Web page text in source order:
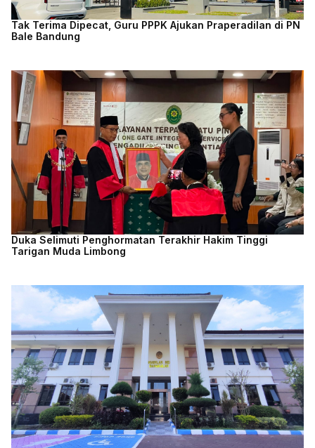
Tak Terima Dipecat, Guru PPPK Ajukan Praperadilan di PN
Bale Bandung
Duka Selimuti Penghormatan Terakhir Hakim Tinggi
Tarigan Muda Limbong